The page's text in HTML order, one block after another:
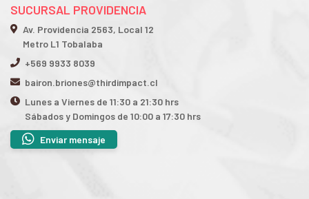
SUCURSAL PROVIDENCIA
Av. Providencia 2563, Local 12
Metro L1 Tobalaba
+569 9933 8039
bairon.briones@thirdimpact.cl
Lunes a Viernes de 11:30 a 21:30 hrs
Sábados y Domingos de 10:00 a 17:30 hrs
Enviar mensaje